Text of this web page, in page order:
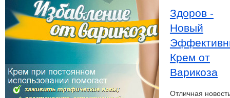
Здоров -
Новый
Крем от
Варикоза
Отличная